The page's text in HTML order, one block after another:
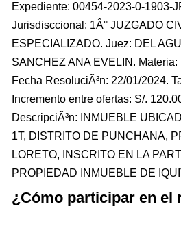
Expediente: 00454-2023-0-1903-
Jurisdisccional: 1Â° JUZGADO
ESPECIALIZADO. Juez: DEL
SANCHEZ ANA EVELIN.
Fecha ResoluciÃ³n: 22/01/2024.
Incremento entre ofertas: S/.
DescripciÃ³n: INMUEBLE
1T, DISTRITO DE PUNCHANA,
LORETO, INSCRITO EN LA
PROPIEDAD INMUEBLE DE
¿Cómo participar en el